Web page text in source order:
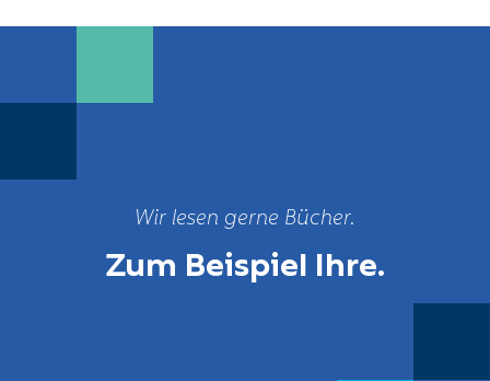
Wir lesen gerne Bücher.
Zum Beispiel Ihre.